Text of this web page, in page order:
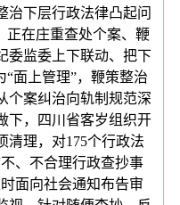
治下层行政法律凸起问
正在庄重查处个案、鞭
委监委上下联动、把下
“面上管理”，鞭策整治
个案纠治向轨制规范深
下，四川省客岁组织开
清理，对175个行政法
、不合理行政查抄事
面向社会通知布告审